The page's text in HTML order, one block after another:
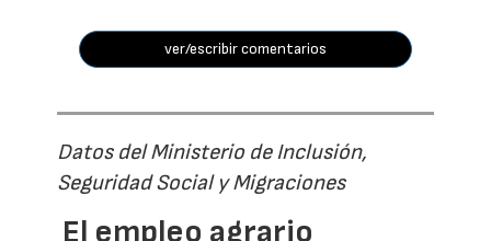
ver/escribir comentarios
Datos del Ministerio de Inclusión,
Seguridad Social y Migraciones
El empleo agrario